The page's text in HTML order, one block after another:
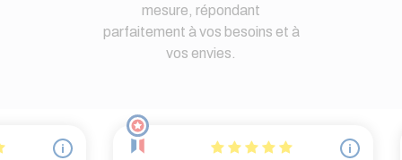
mesure, répondant
parfaitement à vos besoins et à
vos envies.